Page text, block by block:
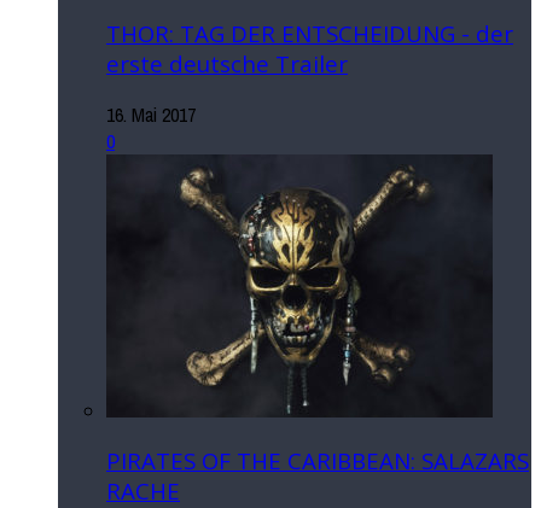
THOR: TAG DER ENTSCHEIDUNG - der
erste deutsche Trailer
16. Mai 2017
0
PIRATES OF THE CARIBBEAN: SALAZARS
RACHE